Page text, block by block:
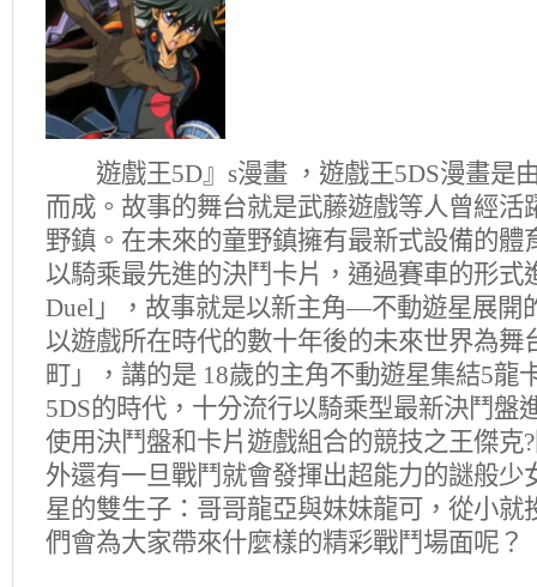
遊戲王5D』s漫畫 ，遊戲王5DS漫畫是
而成。故事的舞台就是武藤遊戲等人曾經活
野鎮。在未來的童野鎮擁有最新式設備的體
以騎乘最先進的決鬥卡片，通過賽車的形式
Duel」，故事就是以新主角—不動遊星展
以遊戲所在時代的數十年後的未來世界為舞
町」，講的是 18歲的主角不動遊星集結5龍
5DS的時代，十分流行以騎乘型最新決鬥盤
使用決鬥盤和卡片遊戲組合的競技之王傑克
外還有一旦戰鬥就會發揮出超能力的謎般少
星的雙生子：哥哥龍亞與妹妹龍可，從小就
們會為大家帶來什麼樣的精彩戰鬥場面呢？